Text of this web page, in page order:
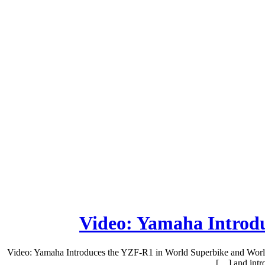
Video: Yamaha
Video: Yamaha Introduces the YZF-R1 in World Superbike and
and